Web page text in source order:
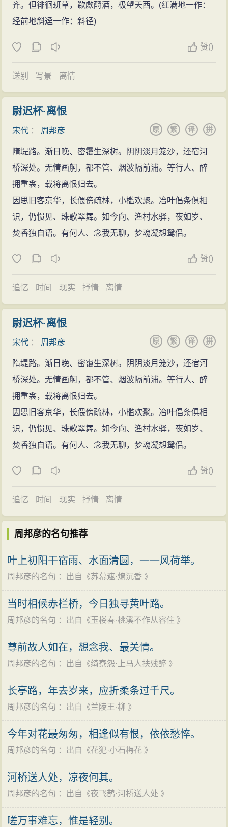
样每个字都合四声，读来抑扬变化而和谐婉转，绝无吐
同乐曲能够完美配合。所以，当时上至贵族、文士，下
来，作长调的人多了起来。但这类词篇幅长，布局的讲
究很费心思。而不少人写长调时，或是中间填上些丽藻
充数，或前紧后松，或为了一两句佳句而敷衍成篇。在
这方面，柳永的长处在善于井井有条地展开铺叙，苏轼
的长处在以奔放的情绪一脉贯穿，而周邦彦要比他们更
讲究章法，能精心地把一首词写得有张有弛，曲折回
环。如《兰陵王·柳》，这首词三叠三换头，声韵格律极
复杂；而周邦彦写来十分工稳妥切，所以尤为乐师所
爱。据毛开《樵隐笔录》称，直到南宋初，还“都下盛
客中送别，抒发倦游之情和惜别之情，而层次安排极富
化之间，写足了客居京华的百无聊赖；第二节起笔宕
开，追思旧游，很快以“又”字接上昨夜别宴场景，叹息旧
交又少一人，然后借想象写朋友离去、彼此在相隔中相
望的情景；第三节以二个短句起头，在急促的节奏中涌
出一腔哀怨，随后节奏放慢，描绘离舟去后斜阳日暮，
自己犹徘徊不忍去的情形，再展开往日温馨友情的追
思，最后用“泪暗滴”的现实收束。这种反复回环、层层渲
染的章法，就像中国的古典园林艺术，曲折变化，避免
了一览无余的毛病。在周词中，如《瑞龙吟·章台路》、
点。
全篇中，显得天衣无缝，不留痕迹，所以张炎在《词
源》中说他“善于融化诗句”，“采唐诗，融化如自己者，乃
其所长”。这种例子很多，甚至像《西河·金陵怀古》隐括
《石城乐》，却也写得非常完整流贯，没有让人觉突兀
不自然的地方。
俗的口语和民间俚语，如《万里春》：
难为不醉。
我爱深如你，我心在、个人心里。便相看、老却春
而最难得的，是周邦彦无论用雅语还是俗语，都能
够化雅为俗，化俗为雅，使它们在一首词中融为一个整
阙：
齐。但徘徊班草，欷歔酹酒，极望天西。(红满地一作：
经前地斜迳一作：斜径)
赞()
送别 写景 离情
尉迟杯·离恨
宋代 ： 周邦彦 拼
译
繁
原
隋堤路。渐日晚、密霭生深树。阴阴淡月笼沙，还宿河
桥深处。无情画舸，都不管、烟波隔前浦。等行人、醉
拥重衾，载将离恨归去。
因思旧客京华，长偎傍疏林，小槛欢聚。冶叶倡条俱相
识，仍惯见、珠歌翠舞。如今向、渔村水驿，夜如岁、
焚香独自语。有何人、念我无聊，梦魂凝想鸳侣。
赞()
追忆 时间 现实 抒情 离情
尉迟杯·离恨
宋代 ： 周邦彦 拼
译
繁
原
隋堤路。渐日晚、密霭生深树。阴阴淡月笼沙，还宿河
桥深处。无情画舸，都不管、烟波隔前浦。等行人、醉
拥重衾，载将离恨归去。
因思旧客京华，长偎傍疏林，小槛欢聚。冶叶倡条俱相
识，仍惯见、珠歌翠舞。如今向、渔村水驿，夜如岁、
焚香独自语。有何人、念我无聊，梦魂凝想鸳侣。
赞()
追忆 时间 现实 抒情 离情
周邦彦的名句推荐
叶上初阳干宿雨、水面清圆，一一风荷举。
周邦彦的名句 ：出自《苏幕遮·燎沉香 》
当时相候赤栏桥，今日独寻黄叶路。
周邦彦的名句 ：出自《玉楼春·桃溪不作从容住 》
尊前故人如在，想念我、最关情。
周邦彦的名句 ：出自《绮寮怨·上马人扶残醉 》
长亭路，年去岁来，应折柔条过千尺。
周邦彦的名句 ：出自《兰陵王·柳 》
今年对花最匆匆，相逢似有恨，依依愁悴。
周邦彦的名句 ：出自《花犯·小石梅花 》
河桥送人处，凉夜何其。
周邦彦的名句 ：出自《夜飞鹊·河桥送人处 》
嗟万事难忘，惟是轻别。